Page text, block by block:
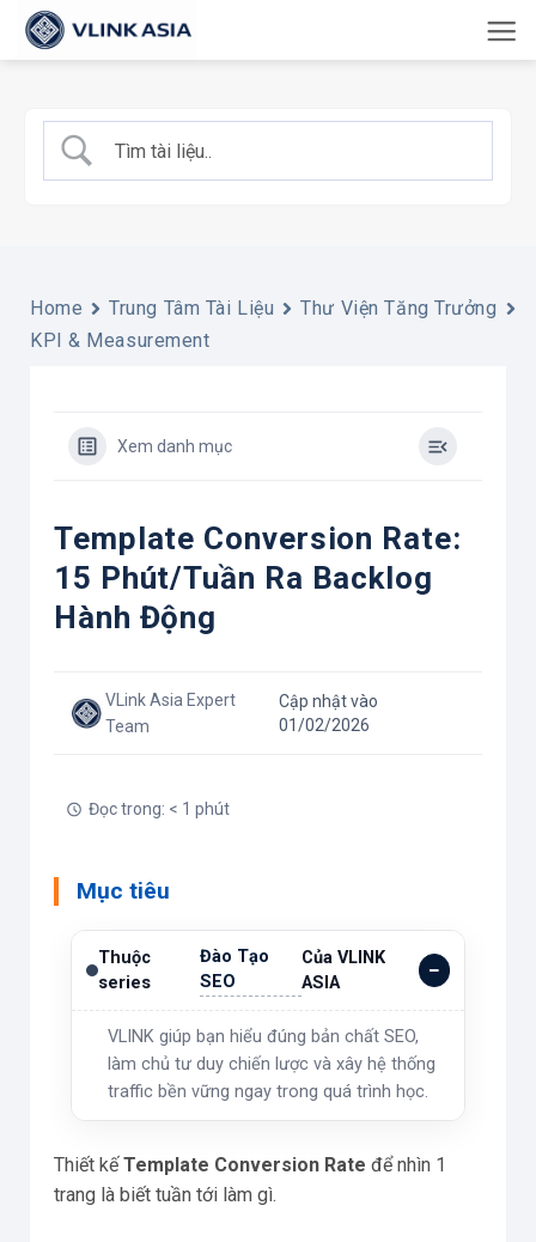
qua
dung
Home Trung Tâm Tài Liệu
Thư Viện Tăng Trưởng
KPI & Measurement
Xem danh mục
Template Conversion Rate:
15 Phút/tuần Ra Backlog
Hành Động
VLink Asia Expert
Team
Cập nhật vào
01/02/2026
Đọc trong: < 1 phút
Mục tiêu
Thuộc
series
Đào Tạo
SEO
Của VLINK
ASIA
VLINK giúp bạn hiểu đúng bản chất SEO,
làm chủ tư duy chiến lược và xây hệ thống
traffic bền vững ngay trong quá trình học.
Thiết kếTemplate Conversion Rate để nhìn 1
trang là biết tuần tới làm gì.